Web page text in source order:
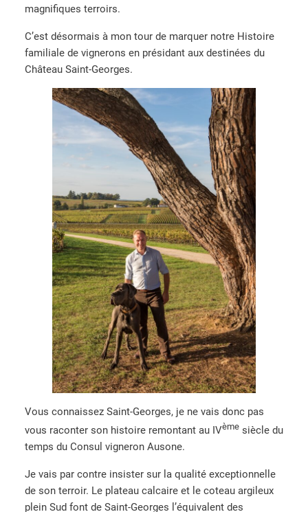
magnifiques terroirs.
C’est désormais à mon tour de marquer notre Histoire
familiale de vignerons en présidant aux destinées du
Château Saint-Georges.
Vous connaissez Saint-Georges, je ne vais donc pas
vous raconter son histoire remontant au IVème siècle du
temps du Consul vigneron Ausone.
Je vais par contre insister sur la qualité exceptionnelle
de son terroir. Le plateau calcaire et le coteau argileux
plein Sud font de Saint-Georges l’équivalent des